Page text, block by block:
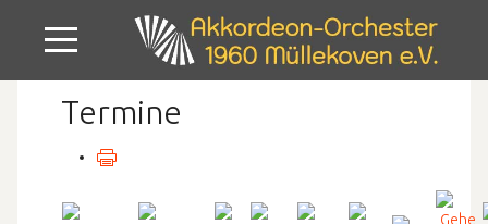
Mobile Menu Toggle
Termine